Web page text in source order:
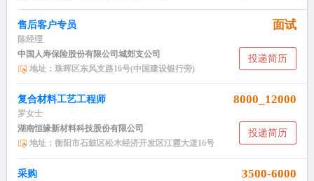
售后客户专员 面试
陈经理
投递简历
中国人寿保险股份有限公司城郊支公司
地址：珠晖区东风支路16号(中国建设银行旁)
复合材料工艺工程师 8000_12000
罗女士
投递简历
湖南恒缘新材料科技股份有限公司
地址：衡阳市石鼓区松木经济开发区江霞大道16号
采购 3500-6000